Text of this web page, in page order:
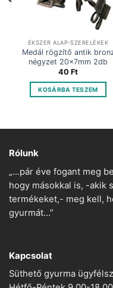
ÉKSZER ALAP-SZERELÉKEK
Medál rögzítő antik
négyzet 20x7mm 2db
40 Ft
KOSÁRBA TESZEM
Rólunk
„…pár éve fogant meg
hogy másokkal is, -akik
termékeket,- meg kell,
gyurmát…”
Kapcsolat
Süthető gyurma